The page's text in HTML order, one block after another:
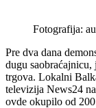
Fotografija:
Pre dva dana
dugu saobraćajnicu,
trgova. Lokalni
televizija News24
ovde okupilo od